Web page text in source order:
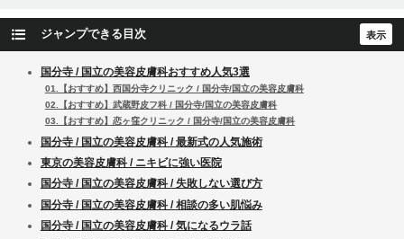
ジャンプできる目次
国分寺 / 国立の美容皮膚科おすすめ人気3選
01.【おすすめ】西国分寺クリニック / 国分寺/国立の美容皮膚科
02.【おすすめ】武蔵野皮フ科 / 国分寺/国立の美容皮膚科
03.【おすすめ】恋ヶ窪クリニック / 国分寺/国立の美容皮膚科
国分寺 / 国立の美容皮膚科 / 最新式の人気施術
東京の美容皮膚科 / ニキビに強い医院
国分寺 / 国立の美容皮膚科 / 失敗しない選び方
国分寺 / 国立の美容皮膚科 / 相談の多い肌悩み
国分寺 / 国立の美容皮膚科 / 気になるウラ話